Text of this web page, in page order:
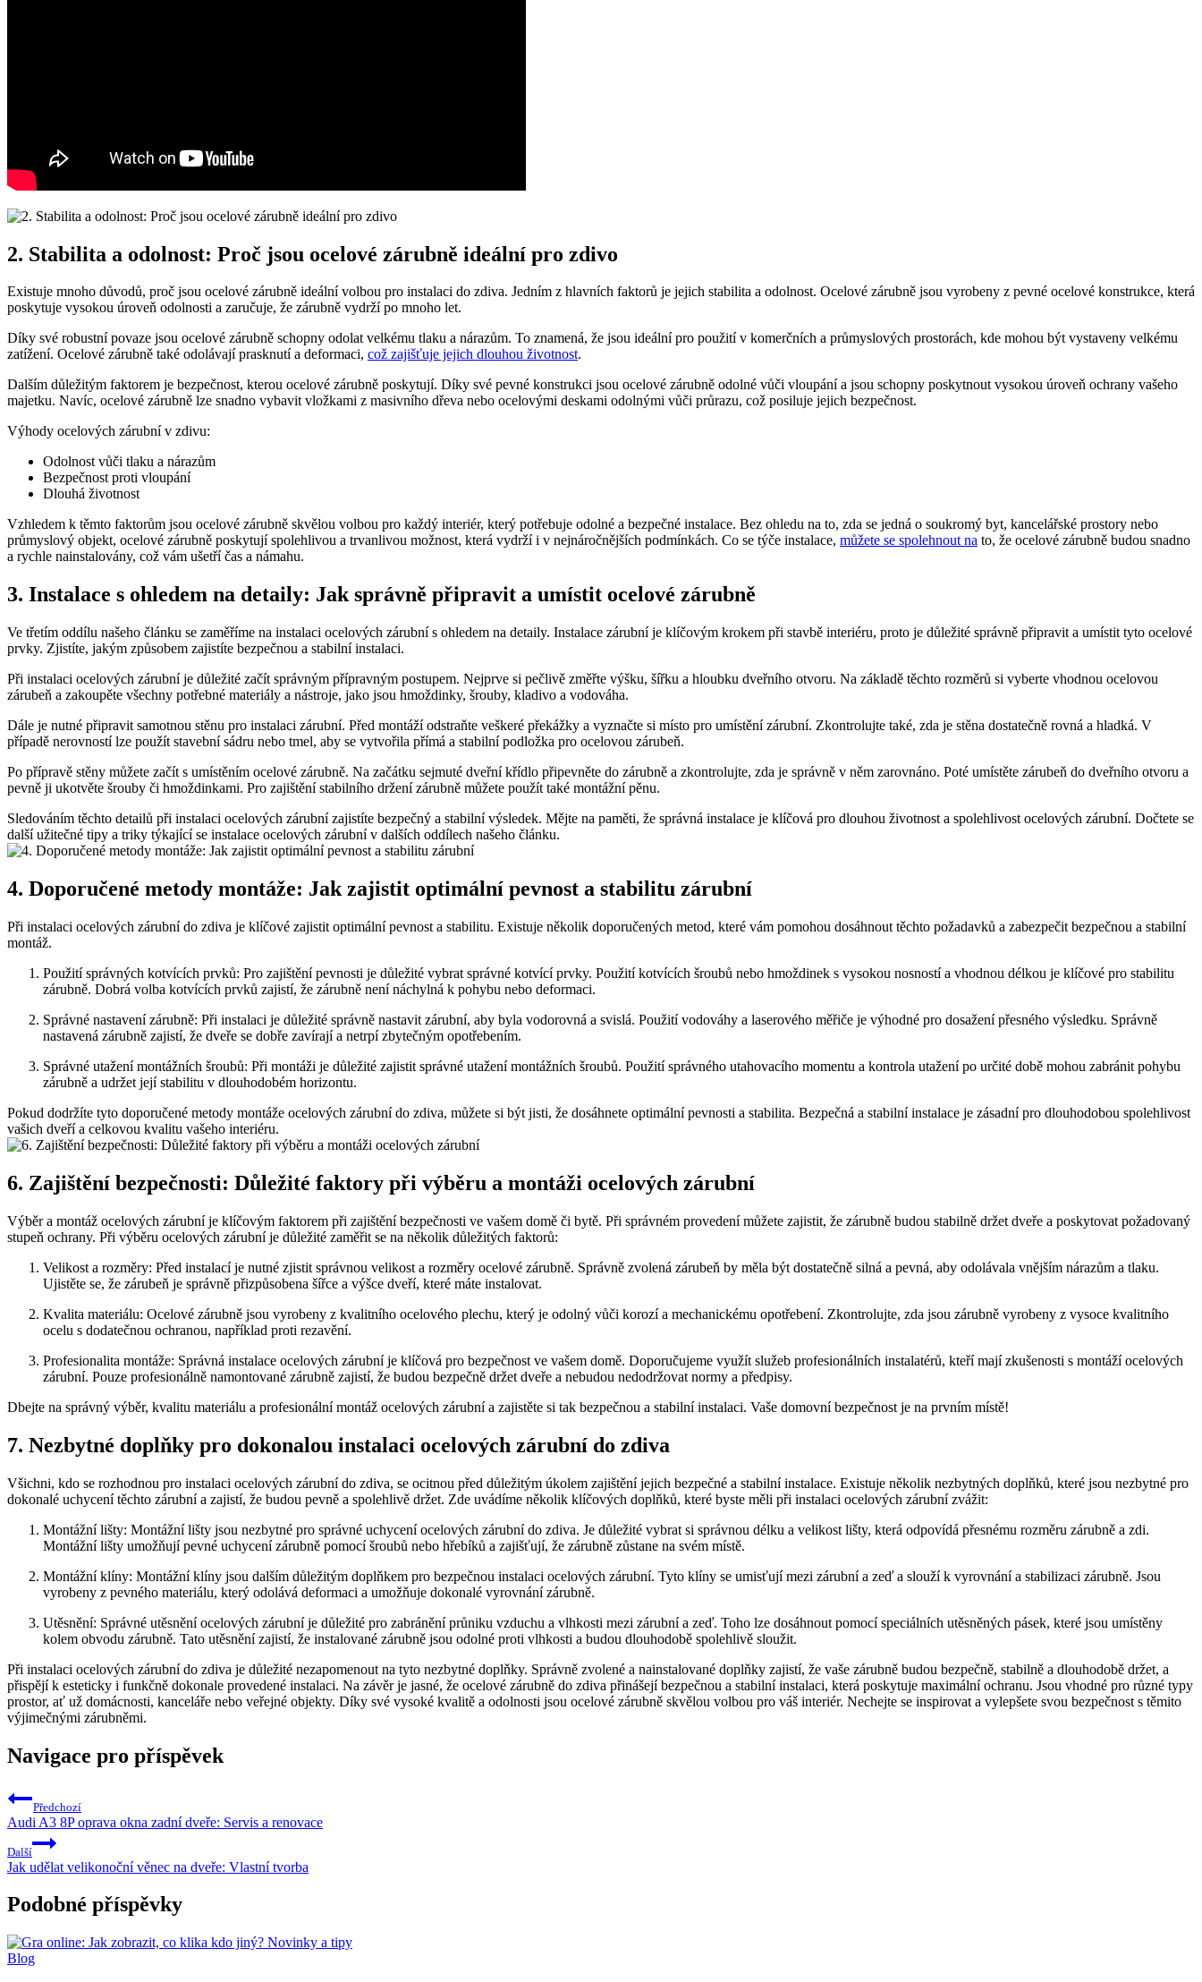
2. Stabilita a odolnost: Proč jsou ocelové zárubně ideální pro zdivo
Existuje mnoho důvodů, proč jsou ocelové⁣ zárubně ideální volbou pro instalaci do zdiva. Jedním z hlavních faktorů ‍je jejich stabilita a odolnost. Ocelové zárubně jsou vyrobeny ⁤z pevné ocelové konstrukce, která
⁤poskytuje vysokou úroveň odolnosti a zaručuje, že zárubně vydrží po ​mnoho let.
Díky své robustní povaze jsou⁣ ocelové zárubně schopny odolat⁢ velkému tlaku a nárazům.⁣ To znamená, že jsou ideální pro použití v komerčních a průmyslových prostorách, kde mohou být vystaveny ⁣velkému
zatížení. Ocelové zárubně‌ také‌ odolávají prasknutí a deformaci, což zajišťuje jejich dlouhou životnost.
Dalším důležitým faktorem je bezpečnost, kterou ocelové⁣ zárubně poskytují. Díky své pevné konstrukci jsou ocelové zárubně odolné vůči vloupání a jsou schopny poskytnout vysokou úroveň ochrany vašeho
majetku. Navíc, ocelové zárubně ‌lze snadno vybavit ⁤vložkami z masivního dřeva nebo ocelovými deskami odolnými vůči průrazu, což posiluje jejich bezpečnost.
Výhody ocelových zárubní v zdivu:
Odolnost vůči tlaku a nárazům
Bezpečnost proti vloupání
Dlouhá životnost
Vzhledem k těmto faktorům‌ jsou ocelové zárubně skvělou volbou pro ​každý interiér, který‍ potřebuje odolné a bezpečné ‌instalace. Bez ohledu na to, zda​ se‌ jedná o soukromý byt, kancelářské prostory nebo
průmyslový objekt, ocelové zárubně poskytují spolehlivou‍ a ⁢trvanlivou možnost, která vydrží i⁤ v‌ nejnáročnějších podmínkách. Co se týče instalace, můžete se spolehnout na to, že ocelové zárubně budou snadno
⁢a rychle‍ nainstalovány, ⁤což vám ušetří čas⁣ a námahu.
3. Instalace s ⁣ohledem na detaily: Jak správně připravit a umístit ocelové zárubně
Ve třetím oddílu našeho článku se zaměříme na instalaci ocelových zárubní s ohledem na detaily. Instalace zárubní je klíčovým krokem při stavbě interiéru, proto je důležité správně připravit a‍ umístit tyto ocelové
prvky. Zjistíte, jakým způsobem zajistíte bezpečnou a stabilní instalaci.
Při instalaci ocelových zárubní je důležité začít správným přípravným postupem. Nejprve si⁤ pečlivě změřte výšku, šířku a hloubku dveřního otvoru. Na základě těchto rozměrů si vyberte vhodnou ocelovou
zárubeň a zakoupěte všechny ⁣potřebné materiály a nástroje, jako jsou hmoždinky,‌ šrouby, kladivo a vodováha.
Dále je nutné připravit samotnou stěnu pro instalaci zárubní. Před montáží odstraňte ⁣veškeré překážky a vyznačte ‍si místo pro umístění zárubní. Zkontrolujte také, ⁤zda je ⁢stěna dostatečně rovná⁢ a hladká. V‌
případě ⁢nerovností lze použít‌ stavební sádru nebo tmel, aby se vytvořila přímá a stabilní podložka pro​ ocelovou zárubeň.
Po přípravě stěny ⁢můžete začít s umístěním ocelové zárubně. Na začátku sejmuté‌ dveřní křídlo připevněte do zárubně a zkontrolujte,⁤ zda je správně ⁣v něm zarovnáno. Poté umístěte zárubeň do dveřního otvoru a
pevně ji ukotvěte šrouby či hmoždinkami. Pro zajištění stabilního držení zárubně‍ můžete použít také ⁣montážní pěnu.
Sledováním těchto detailů při instalaci ocelových zárubní zajistíte bezpečný a stabilní výsledek. Mějte na paměti, že správná instalace je klíčová pro dlouhou životnost a spolehlivost ocelových zárubní. Dočtete se
další užitečné tipy a triky týkající se instalace ocelových zárubní ‌v dalších​ oddílech našeho článku.
4. Doporučené metody montáže: Jak zajistit optimální pevnost a stabilitu zárubní
Při instalaci​ ocelových zárubní do zdiva je klíčové zajistit optimální pevnost⁢ a stabilitu.⁢ Existuje několik doporučených metod,‍ které vám pomohou dosáhnout těchto požadavků a zabezpečit bezpečnou a stabilní
montáž.
Použití správných⁤ kotvících prvků: Pro zajištění pevnosti je důležité vybrat správné kotvící prvky. Použití kotvících šroubů‌ nebo hmoždinek s vysokou nosností⁣ a vhodnou délkou je klíčové pro stabilitu
zárubně. Dobrá volba kotvících prvků zajistí, že zárubně není náchylná k pohybu nebo deformaci.
Správné nastavení zárubně: ‌Při instalaci je důležité správně nastavit zárubní, aby‍ byla vodorovná a⁣ svislá. ⁢Použití vodováhy a​ laserového měřiče je⁢ výhodné pro dosažení přesného​ výsledku. Správně
nastavená zárubně zajistí, že dveře se dobře zavírají a netrpí zbytečným opotřebením.
Správné utažení montážních ⁤šroubů: Při montáži je důležité zajistit správné utažení⁤ montážních šroubů. Použití správného utahovacího momentu a kontrola utažení po určité ‌době mohou zabránit pohybu
zárubně a udržet její⁣ stabilitu v dlouhodobém⁤ horizontu.
Pokud dodržíte tyto doporučené ‌metody montáže ocelových​ zárubní⁢ do zdiva, ‌můžete ⁢si být jisti, že dosáhnete optimální pevnosti a stabilita. Bezpečná a stabilní instalace je zásadní pro dlouhodobou spolehlivost
vašich dveří a celkovou kvalitu vašeho interiéru.
6. ‍Zajištění bezpečnosti: Důležité faktory při ⁤výběru a montáži ocelových zárubní
Výběr a montáž ocelových​ zárubní je klíčovým faktorem‌ při zajištění bezpečnosti ve vašem domě či​ bytě. Při ​správném provedení můžete zajistit,⁣ že zárubně budou stabilně držet dveře a poskytovat požadovaný
stupeň ochrany. Při výběru ocelových zárubní je důležité zaměřit se na několik důležitých faktorů:
Velikost a rozměry: Před⁤ instalací je nutné zjistit správnou velikost a​ rozměry ocelové zárubně. Správně zvolená zárubeň by měla být‍ dostatečně silná a pevná, aby odolávala vnějším nárazům a tlaku.
Ujistěte se, že zárubeň​ je správně přizpůsobena šířce a výšce dveří, které máte instalovat.
Kvalita materiálu: Ocelové zárubně jsou vyrobeny⁣ z kvalitního​ ocelového plechu, který je odolný‌ vůči korozí a mechanickému ​opotřebení. Zkontrolujte, zda jsou zárubně vyrobeny z vysoce kvalitního
ocelu s dodatečnou ochranou, například proti rezavění.
Profesionalita montáže: Správná instalace ‌ocelových zárubní je klíčová pro bezpečnost ve vašem domě. Doporučujeme využít služeb profesionálních⁤ instalatérů, kteří mají zkušenosti s montáží ocelových
zárubní. Pouze profesionálně namontované zárubně‍ zajistí, že budou bezpečně držet dveře a nebudou nedodržovat​ normy a předpisy.
Dbejte na správný výběr, kvalitu materiálu a profesionální montáž ocelových zárubní a zajistěte si tak bezpečnou a stabilní instalaci. Vaše domovní⁣ bezpečnost je na ‌prvním místě!
7. Nezbytné doplňky pro dokonalou instalaci ocelových zárubní do zdiva
Všichni, kdo se‌ rozhodnou pro instalaci ocelových zárubní do zdiva, se ocitnou před důležitým úkolem zajištění jejich bezpečné a stabilní instalace. Existuje několik‍ nezbytných doplňků, které jsou nezbytné pro
dokonalé uchycení těchto zárubní a zajistí, že budou pevně a spolehlivě ⁢držet. Zde uvádíme několik klíčových doplňků, které byste měli při instalaci ocelových zárubní zvážit:
Montážní lišty: Montážní lišty jsou nezbytné pro⁣ správné uchycení ocelových zárubní do​ zdiva. Je důležité vybrat si správnou délku a velikost lišty, která odpovídá přesnému rozměru zárubně a zdi.
Montážní lišty umožňují pevné uchycení zárubně pomocí šroubů nebo hřebíků a zajišťují, ⁤že zárubně zůstane na svém místě.
Montážní klíny:​ Montážní klíny jsou‌ dalším důležitým ⁤doplňkem pro bezpečnou instalaci ocelových zárubní. Tyto klíny se umisťují mezi zárubní a zeď a slouží k vyrovnání a stabilizaci zárubně. Jsou
vyrobeny z pevného materiálu, který odolává deformaci a​ umožňuje dokonalé vyrovnání zárubně.
Utěsnění: Správné utěsnění ocelových⁣ zárubní je důležité ⁢pro zabránění průniku vzduchu a vlhkosti mezi zárubní a zeď. Toho lze dosáhnout pomocí speciálních utěsněných pásek, které jsou umístěny
kolem obvodu zárubně. Tato utěsnění zajistí, že instalované zárubně jsou odolné proti vlhkosti a⁢ budou dlouhodobě spolehlivě⁢ sloužit.
Při instalaci ocelových zárubní ​do zdiva je ‍důležité nezapomenout na tyto nezbytné doplňky. Správně zvolené a nainstalované⁢ doplňky zajistí, že vaše zárubně budou bezpečně, stabilně a dlouhodobě držet, a
přispějí k esteticky i funkčně dokonale provedené ​instalaci. Na závěr⁤ je jasné, že ocelové zárubně do zdiva přinášejí bezpečnou a stabilní instalaci, která poskytuje maximální ‍ochranu. Jsou vhodné pro různé typy
prostor, ať ‌už domácnosti, kanceláře nebo veřejné ‍objekty. Díky​ své vysoké kvalitě a ⁤odolnosti jsou ocelové zárubně skvělou volbou pro váš interiér. Nechejte se inspirovat a vylepšete svou bezpečnost s těmito
výjimečnými zárubněmi. ​
Navigace pro příspěvek
Předchozí
Audi A3 8P oprava okna zadní dveře: Servis a renovace
Další
Jak udělat velikonoční věnec na dveře: Vlastní tvorba
Podobné příspěvky
Blog